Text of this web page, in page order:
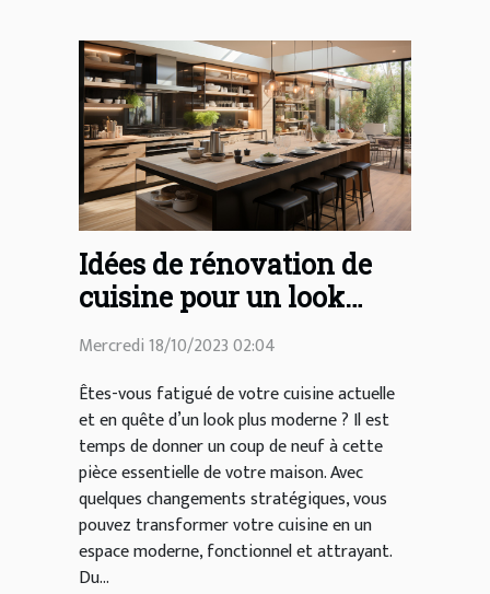
Idées de rénovation de
cuisine pour un look
moderne
Mercredi 18/10/2023 02:04
Êtes-vous fatigué de votre cuisine actuelle
et en quête d’un look plus moderne ? Il est
temps de donner un coup de neuf à cette
pièce essentielle de votre maison. Avec
quelques changements stratégiques, vous
pouvez transformer votre cuisine en un
espace moderne, fonctionnel et attrayant.
Du...